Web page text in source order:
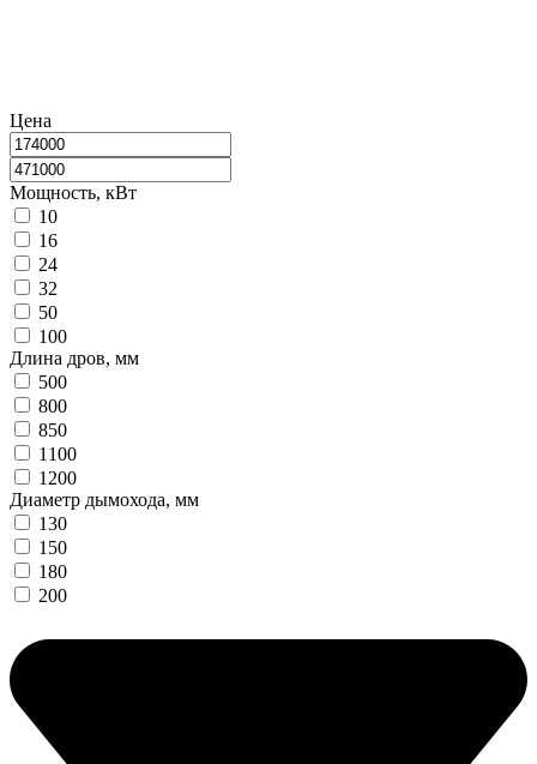
Цена
Мощность, кВт
10
16
24
32
50
100
Длина дров, мм
500
800
850
1100
1200
Диаметр дымохода, мм
130
150
180
200